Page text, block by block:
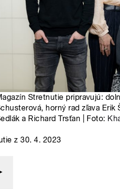
Stretnutie pripravujú:
horný rad zľava Erik
a Richard Trsťan | Foto:
z 30. 4. 2023